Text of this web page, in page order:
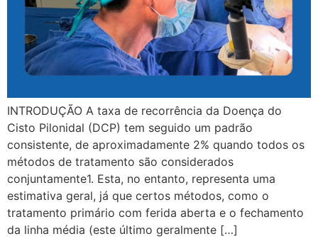
INTRODUÇÃO A taxa de recorrência da Doença do
Cisto Pilonidal (DCP) tem seguido um padrão
consistente, de aproximadamente 2% quando todos os
métodos de tratamento são considerados
conjuntamente1. Esta, no entanto, representa uma
estimativa geral, já que certos métodos, como o
tratamento primário com ferida aberta e o fechamento
da linha média (este último geralmente […]